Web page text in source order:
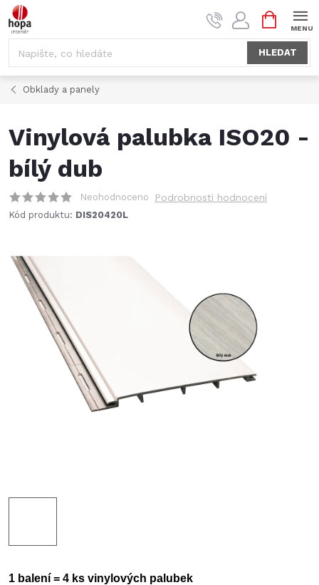
Přejít
na
HLEDAT
NÁKUPNÍ
KOŠÍK
Obklady a panely
Vinylová palubka ISO20 -
bílý dub
Neohodnoceno Podrobnosti hodnocení
Kód produktu: DIS20420L
1 balení = 4 ks vinylových palubek